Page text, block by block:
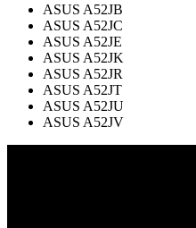
ASUS A52JB
ASUS A52JC
ASUS A52JE
ASUS A52JK
ASUS A52JR
ASUS A52JT
ASUS A52JU
ASUS A52JV